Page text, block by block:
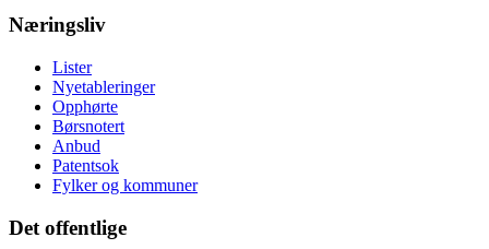
Næringsliv
Lister
Nyetableringer
Opphørte
Børsnotert
Anbud
Patentsok
Fylker og kommuner
Det offentlige